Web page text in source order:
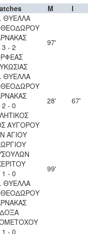
M I
ΘΥΕΛΛΑ
ΘΕΟΔΩΡΟΥ
3 - 2
97'
ΘΥΕΛΛΑ
ΘΕΟΔΩΡΟΥ
2 - 0
ΑΥΓΟΡΟΥ
28' 67'
ΑΓΙΟΥ
1 - 0
ΘΥΕΛΛΑ
ΘΕΟΔΩΡΟΥ
99'
1 - 0